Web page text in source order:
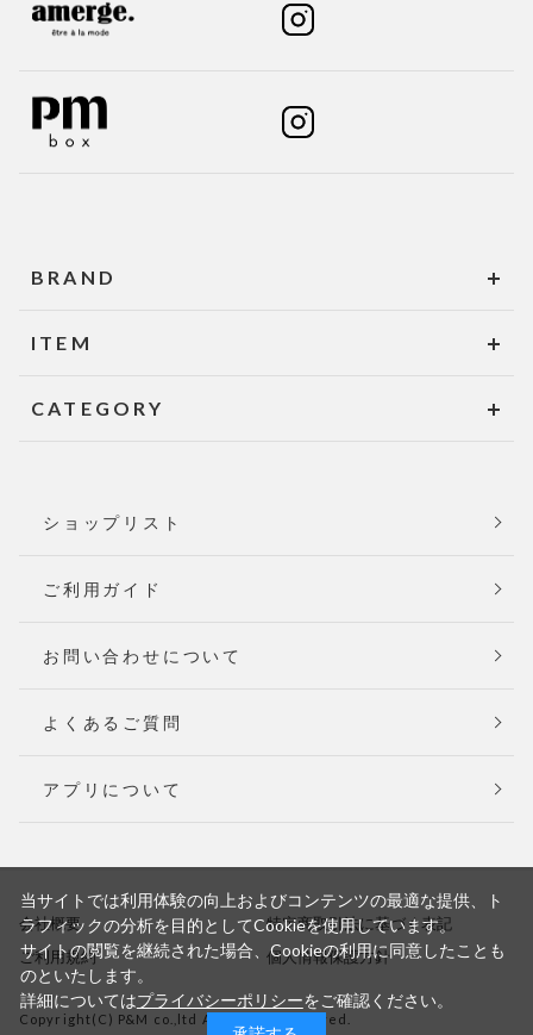
BRAND
ITEM
CATEGORY
ショップリスト
ご利用ガイド
お問い合わせについて
よくあるご質問
アプリについて
会社概要
特定商取引法に基づく表記
ご利用規約
個人情報保護方針
Copyright(C) P&M co.,ltd All Rights Reserved.
当サイトでは利用体験の向上およびコンテンツの最適な提供、ト
ラフィックの分析を目的としてCookieを使用しています。
サイトの閲覧を継続された場合、Cookieの利用に同意したことも
のといたします。
詳細についてはプライバシーポリシーをご確認ください。